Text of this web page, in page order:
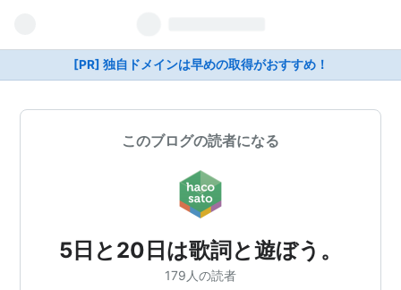
[PR] 独自ドメインは早めの取得がおすすめ！
このブログの読者になる
5日と20日は歌詞と遊ぼう。
179人の読者